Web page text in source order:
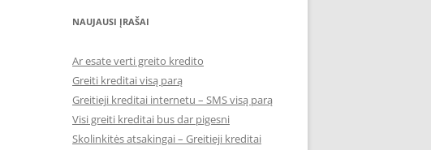
NAUJAUSI ĮRAŠAI
Ar esate verti greito kredito
Greiti kreditai visą parą
Greitieji kreditai internetu – SMS visą parą
Visi greiti kreditai bus dar pigesni
Skolinkitės atsakingai – Greitieji kreditai